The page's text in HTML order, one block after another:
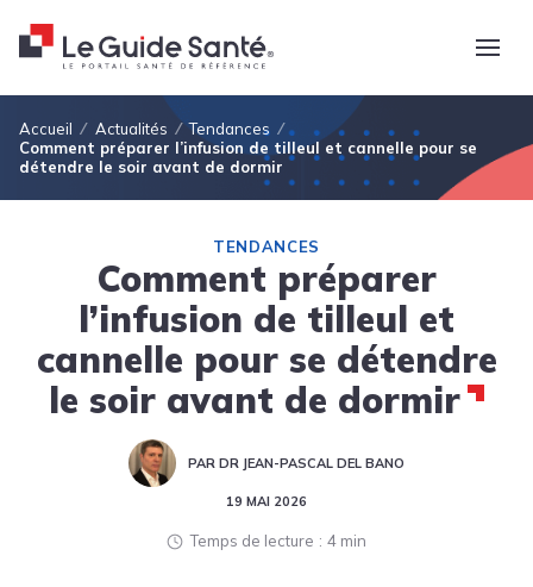
Fil d'Ariane
Accueil Actualités
Tendances
Comment préparer l’infusion de tilleul et cannelle pour se
détendre le soir avant de dormir
TENDANCES
Comment préparer
l’infusion de tilleul et
cannelle pour se détendre
le soir avant de dormir
PAR DR JEAN-PASCAL DEL BANO
19 MAI 2026
Temps de lecture 4 min